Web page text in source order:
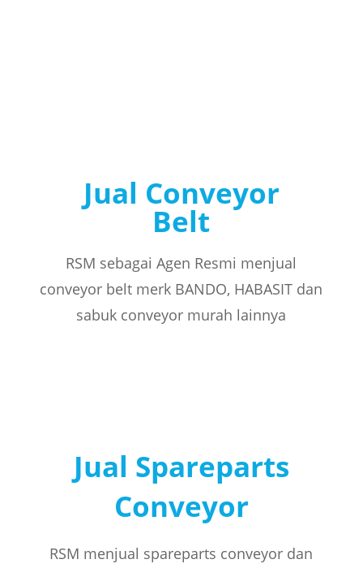
Jual Conveyor
Belt
RSM sebagai Agen Resmi menjual
conveyor belt merk BANDO, HABASIT dan
sabuk conveyor murah lainnya
Jual Spareparts
Conveyor
RSM menjual spareparts conveyor dan